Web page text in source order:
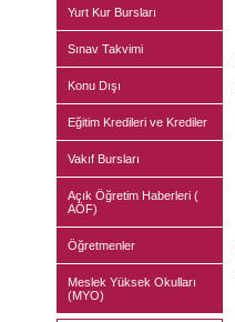
Yurt Kur Bursları
Sınav Takvimi
Konu Dışı
Eğitim Kredileri ve Krediler
Vakıf Bursları
Açık Öğretim Haberleri (
AÖF)
Öğretmenler
Meslek Yüksek Okulları
(MYO)